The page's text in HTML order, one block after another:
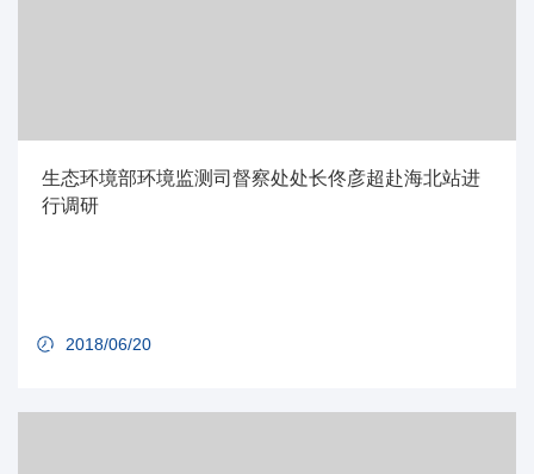
生态环境部环境监测司督察处处长佟彦超赴海北站进
行调研
2018/06/20